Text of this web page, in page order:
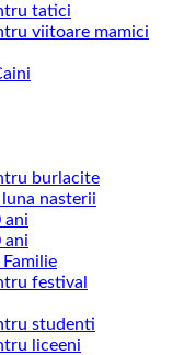
tatici
viitoare mamici
burlacite
nasterii
ani
ani
festival
studenti
liceeni